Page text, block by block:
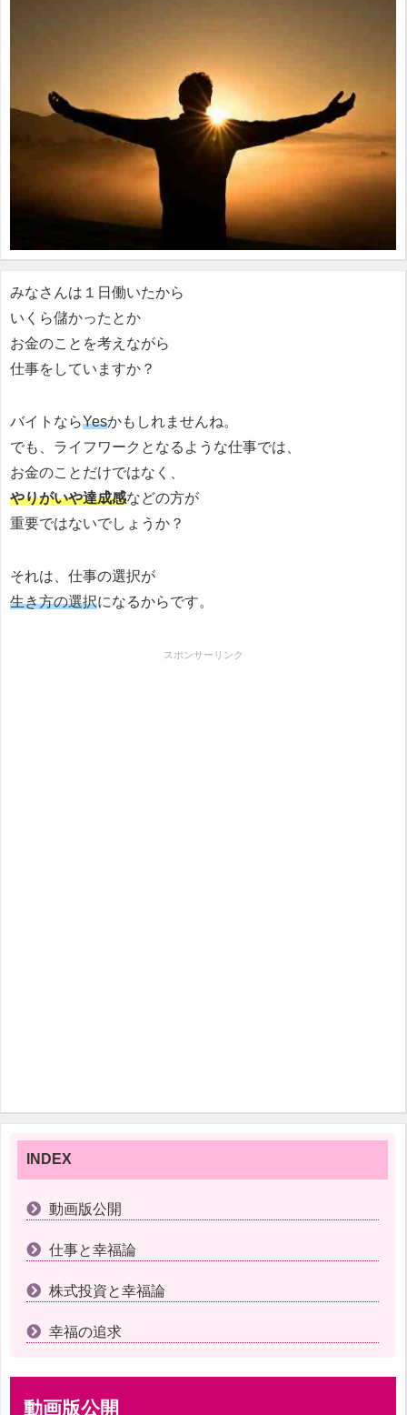
みなさんは１日働いたから
いくら儲かったとか
お金のことを考えながら
仕事をしていますか？
バイトならYesかもしれませんね。
でも、ライフワークとなるような仕事では、
お金のことだけではなく、
やりがいや達成感などの方が
重要ではないでしょうか？
それは、仕事の選択が
生き方の選択になるからです。
スポンサーリンク
INDEX
動画版公開
仕事と幸福論
株式投資と幸福論
幸福の追求
動画版公開